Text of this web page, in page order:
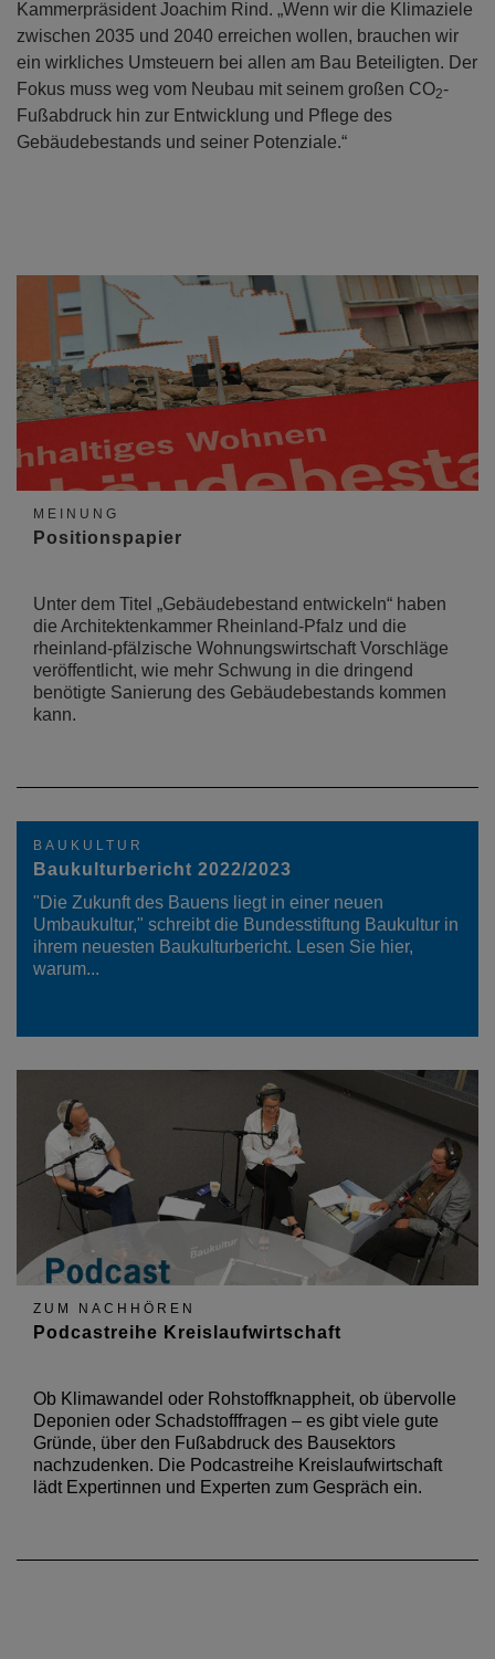
Kammerpräsident Joachim Rind. „Wenn wir die Klimaziele
zwischen 2035 und 2040 erreichen wollen, brauchen wir
ein wirkliches Umsteuern bei allen am Bau Beteiligten. Der
Fokus muss weg vom Neubau mit seinem großen CO2-
Fußabdruck hin zur Entwicklung und Pflege des
Gebäudebestands und seiner Potenziale.“
MEINUNG
Positionspapier
Unter dem Titel „Gebäudebestand entwickeln“ haben
die Architektenkammer Rheinland-Pfalz und die
rheinland-pfälzische Wohnungswirtschaft Vorschläge
veröffentlicht, wie mehr Schwung in die dringend
benötigte Sanierung des Gebäudebestands kommen
kann.
BAUKULTUR
Baukulturbericht 2022/2023
"Die Zukunft des Bauens liegt in einer neuen
Umbaukultur," schreibt die Bundesstiftung Baukultur in
ihrem neuesten Baukulturbericht. Lesen Sie hier,
warum...
ZUM NACHHÖREN
Podcastreihe Kreislaufwirtschaft
Ob Klimawandel oder Rohstoffknappheit, ob übervolle
Deponien oder Schadstofffragen – es gibt viele gute
Gründe, über den Fußabdruck des Bausektors
nachzudenken. Die Podcastreihe Kreislaufwirtschaft
lädt Expertinnen und Experten zum Gespräch ein.